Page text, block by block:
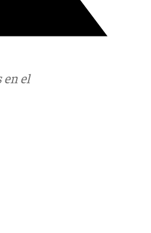
en el